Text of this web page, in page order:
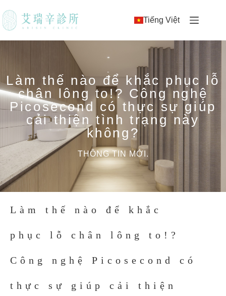
Tiếng Việt
Làm thế nào để khắc phục lỗ
chân lông to!? Công nghệ
Picosecond có thực sự giúp
cải thiện tình trạng này
không?
THÔNG TIN MỚI.
Làm thế nào để khắc
phục lỗ chân lông to!?
Công nghệ Picosecond có
thực sự giúp cải thiện